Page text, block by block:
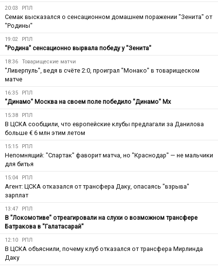
20:03 РПЛ
Семак высказался о сенсационном домашнем поражении "Зенита" от
"Родины"
19:02 РПЛ
"Родина" сенсационно вырвала победу у "Зенита"
18:36 Товарищеские матчи
"Ливерпуль", ведя в счёте 2:0, проиграл "Монако" в товарищеском
матче
16:35 РПЛ
"Динамо" Москва на своем поле победило "Динамо" Мх
15:38 РПЛ
В ЦСКА сообщили, что европейские клубы предлагали за Данилова
больше € 6 млн этим летом
15:15 РПЛ
Непомнящий: "Спартак" фаворит матча, но "Краснодар" — не мальчики
для битья
15:04 РПЛ
Агент: ЦСКА отказался от трансфера Даку, опасаясь "взрыва"
зарплат
13:47 РПЛ
В "Локомотиве" отреагировали на слухи о возможном трансфере
Батракова в "Галатасарай"
12:10 РПЛ
В ЦСКА объяснили, почему клуб отказался от трансфера Мирлинда
Даку